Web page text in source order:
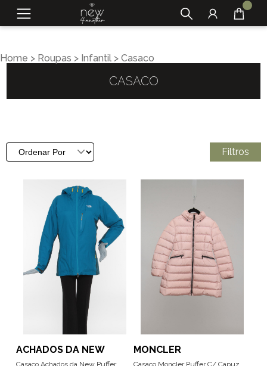
Home > Roupas > Infantil > Casaco
CASACO
Filtros
ACHADOS DA NEW
Casaco Achados da New Puffer
MONCLER
Casaco Moncler Puffer C/ Capuz